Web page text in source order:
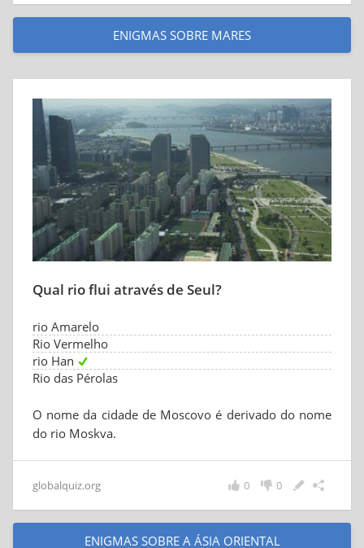
ENIGMAS SOBRE MARES
Qual rio flui através de Seul?
rio Amarelo
Rio Vermelho
rio Han
Rio das Pérolas
O nome da cidade de Moscovo é derivado do nome
do rio Moskva.
globalquiz.org 0
0
ENIGMAS SOBRE A ÁSIA ORIENTAL